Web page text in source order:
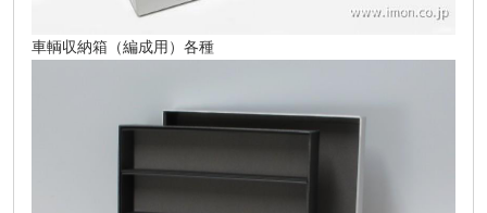
車輌収納箱（編成用）各種